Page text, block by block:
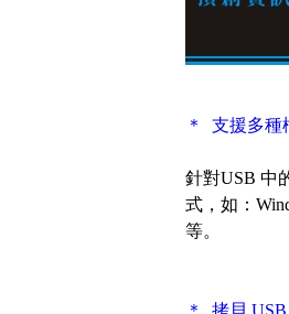
＊ 支援多種
針對USB 中
式，如：
等。
＊ 拷貝